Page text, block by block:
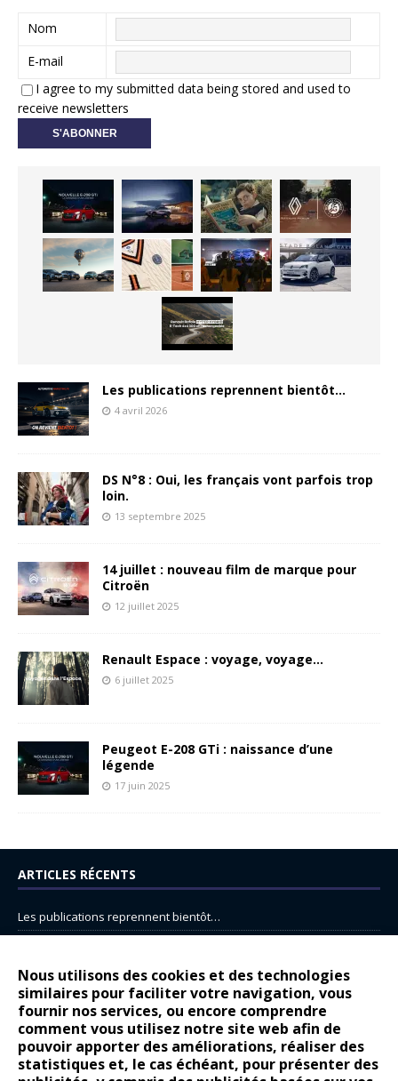
Nous utilisons des cookies et des technologies
similaires pour faciliter votre navigation, vous
fournir nos services, ou encore comprendre
comment vous utilisez notre site web afin de
pouvoir apporter des améliorations, réaliser des
statistiques et, le cas échéant, pour présenter des
Nom
E-mail
I agree to my submitted data being stored and used to
receive newsletters
Les publications reprennent bientôt…
4 avril 2026
DS N°8 : Oui, les français vont parfois trop
loin.
13 septembre 2025
14 juillet : nouveau film de marque pour
Citroën
12 juillet 2025
Renault Espace : voyage, voyage…
6 juillet 2025
Peugeot E-208 GTi : naissance d’une
légende
17 juin 2025
ARTICLES RÉCENTS
Les publications reprennent bientôt…
14 juillet : nouveau film de marque pour Citroën
Renault Espace : voyage, voyage…
Peugeot E-208 GTi : naissance d’une légende
COMMENTAIRES RÉCENTS